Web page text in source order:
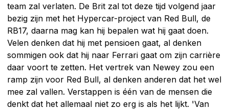
team zal verlaten. De Brit zal tot deze tijd volgend jaar
bezig zijn met het Hypercar-project van Red Bull, de
RB17, daarna mag kan hij bepalen wat hij gaat doen.
Velen denken dat hij met pensioen gaat, al denken
sommigen ook dat hij naar Ferrari gaat om zijn carrière
daar voort te zetten. Het vertrek van Newey zou een
ramp zijn voor Red Bull, al denken anderen dat het wel
mee zal vallen. Verstappen is één van de mensen die
denkt dat het allemaal niet zo erg is als het lijkt. 'Van